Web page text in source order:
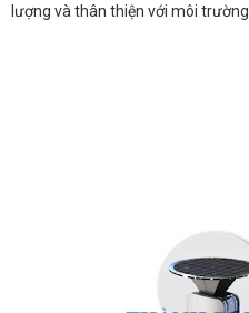
lượng và thân thiện với môi trường.